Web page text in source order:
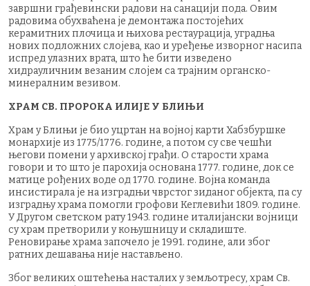
завршни грађевински радови на санацији пода. Овим
радовима обухваћена је демонтажа постојећих
керамитних плочица и њихова рестаурација, уградња
нових подложних слојева, као и уређење изворног насипа
испред улазних врата, што ће бити изведено
хидрауличним везаним слојем са трајним органско-
минералним везивом.
ХРАМ СВ. ПРОРОКА ИЛИЈЕ У БЛИЊИ
Храм у Блињи је био уцртан на војној карти Хабзбуршке
монархије из 1775/1776. године, а потом су све чешћи
његови помени у архивској грађи. О старости храма
говори и то што је парохија основана 1777. године, док се
матице рођених воде од 1770. године. Војна команда
инсистирала је на изградњи чврстог зиданог објекта, па су
изградњу храма помогли грофови Кеглевићи 1809. године.
У Другом светском рату 1943. године италијански војници
су храм претворили у коњушницу и складиште.
Реновирање храма започело је 1991. године, али због
ратних дешавања није настављено.
Због великих оштећења насталих у земљотресу, храм Св.